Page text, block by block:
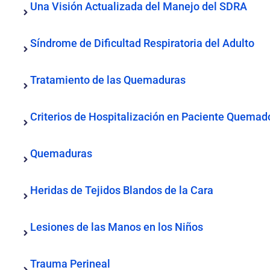
Una Visión Actualizada del Manejo del SDRA
Síndrome de Dificultad Respiratoria del Adulto
Tratamiento de las Quemaduras
Criterios de Hospitalización en Paciente
Quemaduras
Heridas de Tejidos Blandos de la Cara
Lesiones de las Manos en los Niños
Trauma Perineal